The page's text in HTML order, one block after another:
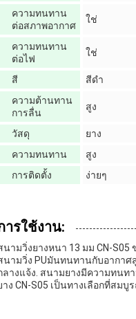
ความทนทาน
ต่อสภาพอากาศ
ใช่
ความทนทาน
ต่อไฟ
ใช่
สี
สีดํา
ความต้านทาน
การลื่น
สูง
วัสดุ
ยาง
ความทนทาน
สูง
การติดตั้ง
ง่ายๆ
ารใช้งาน:
นามวิ่งยางหนา 13 มม CN-
นามวิ่ง PUมันทนทานกับอากาศ
ลางแจ้ง. สนามยางมีความทนท
าง CN-S05 เป็นทางเลือกที่ส